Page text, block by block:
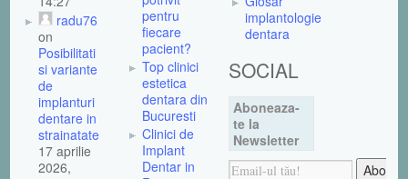
radu76
on
Posibilitati
si variante
de
implanturi
dentare in
strainatate
17 aprilie
2026,
pentru
fiecare
pacient?
Top clinici
estetica
dentara din
Bucuresti
Clinici de
Implant
Dentar in
implantologie
dentara
SOCIAL
Aboneaza-
te la
Newsletter